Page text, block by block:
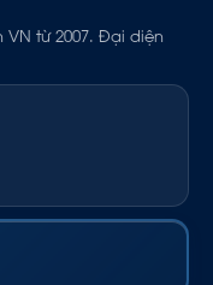
VN từ 2007. Đại diện